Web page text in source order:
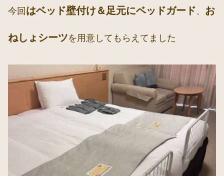
今回 はベッド壁付け＆足元にベッドガード、 お
ねしょシーツを用意してもらえてました